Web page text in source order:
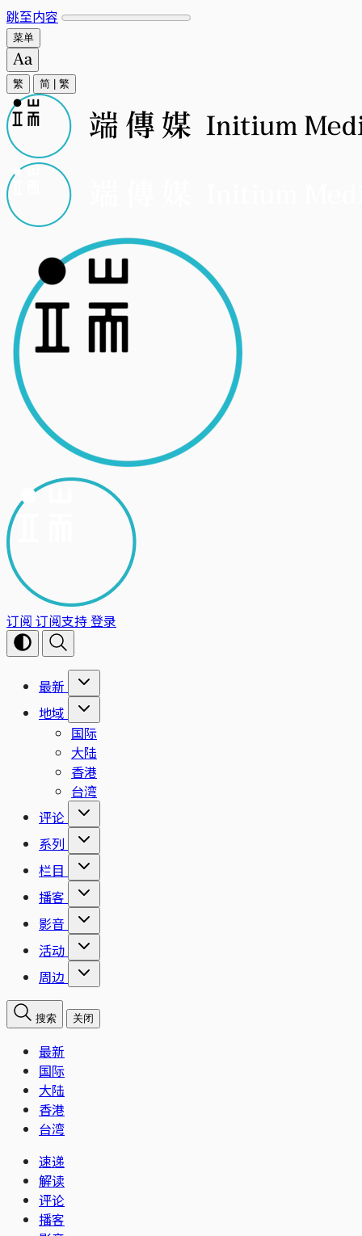
跳至内容
菜单
繁 简 繁
订阅 订阅支持登录
最新
地域
国际
大陆
香港
台湾
评论
系列
栏目
播客
影音
活动
周边
搜索 关闭
最新
国际
大陆
香港
台湾
速递
解读
评论
播客